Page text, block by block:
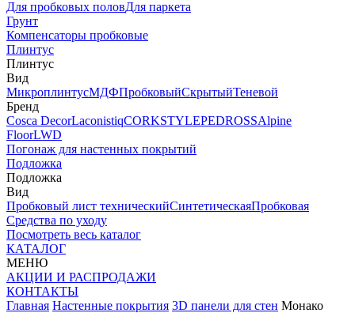
Для пробковых половДля паркета
Грунт
Компенсаторы пробковые
Плинтус
Плинтус
Вид
МикроплинтусМДФПробковыйСкрытыйТеневой
Бренд
Cosca DecorLaconistiqCORKSTYLEPEDROSSAlpine
FloorLWD
Погонаж для настенных покрытий
Подложка
Подложка
Вид
Пробковый лист техническийСинтетическаяПробковая
Средства по уходу
Посмотреть весь каталог
КАТАЛОГ
МЕНЮ
АКЦИИ И РАСПРОДАЖИ
КОНТАКТЫ
Главная Настенные покрытия 3D панели для стен Монако